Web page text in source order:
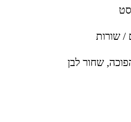
/ שורות
שחור לבן